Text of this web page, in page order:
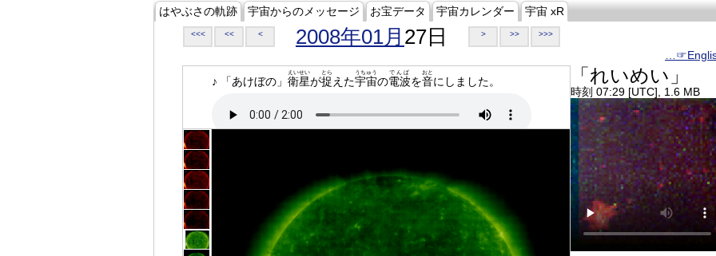
はやぶさの軌跡 宇宙からのメッセージ お宝データ 宇宙カレンダー 宇宙 xR
<<< << < 2008年01月 27日 > >> >>>
♪ 「あけぼの」 衛星
えいせい
が捉
とら
えた宇宙
うちゅう
の電波
でんぱ
を音
おと
にしました。 「れいめい」
時刻 07:29 [UTC], 1.6 MB